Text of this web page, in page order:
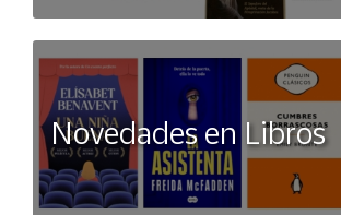
Novedades en Libros